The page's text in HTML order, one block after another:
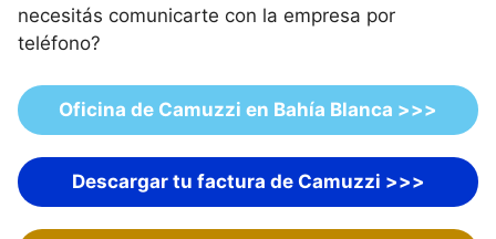
necesitás comunicarte con la empresa por
teléfono?
Oficina de Camuzzi en Bahía Blanca >>>
Descargar tu factura de Camuzzi >>>